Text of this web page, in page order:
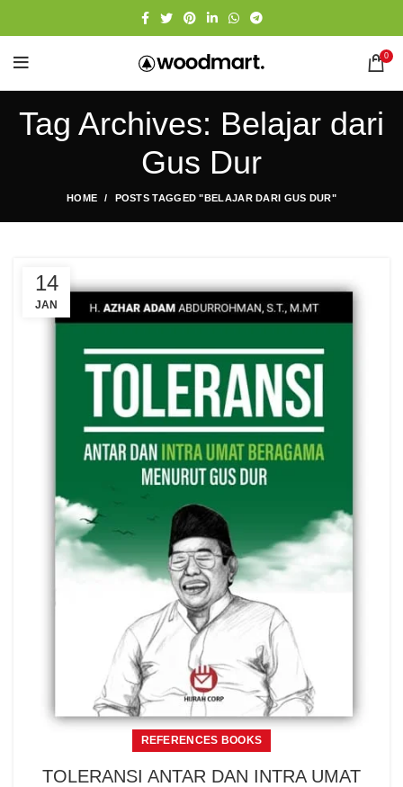
0
Tag Archives: Belajar dari
Gus Dur
HOME POSTS TAGGED "BELAJAR DARI GUS DUR"
14
JAN
REFERENCES BOOKS
TOLERANSI ANTAR DAN INTRA UMAT